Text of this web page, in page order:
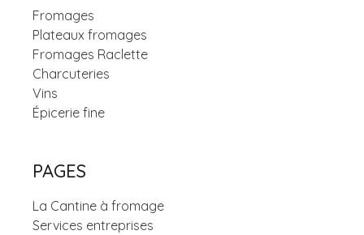
Fromages
Plateaux fromages
Fromages Raclette
Charcuteries
Vins
Épicerie fine
PAGES
La Cantine à fromage
Services entreprises